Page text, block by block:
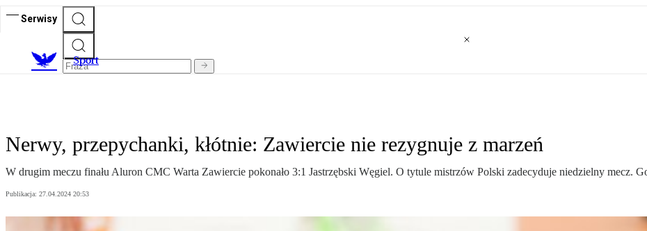
Serwisy
Sport
Nerwy, przepychanki, kłótnie: Zawiercie nie rezygnuje z marzeń
W drugim meczu finału Aluron CMC Warta Zawiercie pokonało 3:1 Jastrzębski Węgiel. O tytule mistrzów Polski zadecyduje niedzielny mecz.
Publikacja: 27.04.2024 20:53